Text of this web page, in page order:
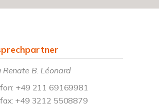
Renate B. Léonard
+49 211 69169981
+49 3212 5508879